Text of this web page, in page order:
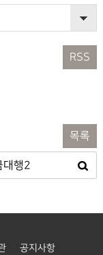
RSS
목록
공지사항